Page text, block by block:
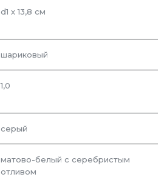
d1 х 13,8 см
шариковый
1,0
серый
матово-белый с серебристым
отливом